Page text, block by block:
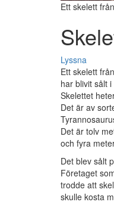
Ett skelett
Lyssna
Ett skelett
har blivit sålt i
Skelettet
Det är av
Det är tolv
och fyra
Det blev sålt
Företaget
trodde att
skulle kosta